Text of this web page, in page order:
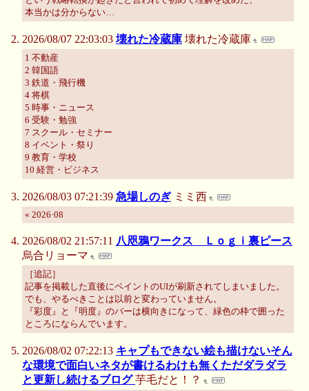
本当かは分からない…
2026/08/07 22:03:03 壊れた冷蔵庫 壊れた冷蔵庫
1 不動産
2 韓国語
3 鉄道・飛行機
4 将棋
5 時事・ニュース
6 受験・勉強
7 スクール・セミナー
8 イベント・祭り
9 教育・学校
10 経営・ビジネス
2026/08/03 07:21:39 急場しのぎ ミミ西
« 2026·08
2026/08/02 21:57:11 八咫鴉ワークス Ｌｏｇｉ裏ピース
烏合リョーマ
［追記］
記事を掲載した直後にペイントのUIが刷新されてしまいました。
でも、やるべきことは以前と変わっていません。
『彩度』と『明度』のバーは横向きになって、緑色の枠で囲った
ところにならんでいます。
2026/08/02 07:22:13 キャプもできない絵も描けないそん
な環境で面白いネタが書けるわけも無くただダラダラ
と更新し続けるブログ芋毛だと！？